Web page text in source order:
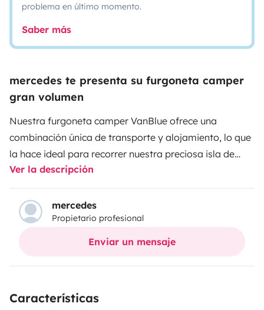
problema en último momento.
Saber más
mercedes te presenta su furgoneta camper
gran volumen
Nuestra furgoneta camper VanBlue ofrece una
combinación única de transporte y alojamiento, lo que
la hace ideal para recorrer nuestra preciosa isla de
Menorca.Cuenta con un diseño versátil y bien pensado
que aprovecha al máximo el espacio disponible,
ofreciendo áreas de descanso, cocina compacta y
almacenamiento inteligente.Proporciona la libertad de
explorar diferentes destinos y cambiar de lugar de
fija.La furgoneta camper ofrece comodidad y
permiten descansar y dormir bien durante el viaje.
Ver la descripción
mercedes
Propietario profesional
Enviar un mensaje
Características